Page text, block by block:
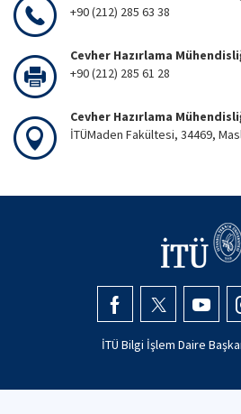
+90 (212) 285 63 38
Cevher Hazırlama
+90 (212) 285 61 28
Cevher Hazırlama
İTÜMaden Fakültesi, 34469,
İTÜ Bilgi İşlem Daire